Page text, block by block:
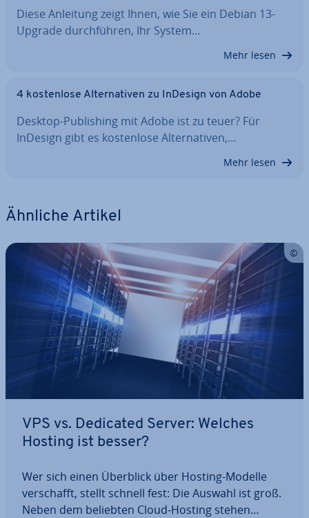
Diese Anleitung zeigt Ihnen, wie Sie ein Debian 13-
Upgrade durch­füh­ren, Ihr System…
Mehr lesen
4 kos­ten­lo­se Al­ter­na­ti­ven zu InDesign von Adobe
Desktop-Pu­bli­shing mit Adobe ist zu teuer? Für
InDesign gibt es kos­ten­lo­se Al­ter­na­ti­ven,…
Mehr lesen
Ähnliche Artikel
VPS vs. Dedicated Server: Welches
Hosting ist besser?
Wer sich einen Überblick über Hosting-Modelle
ver­schafft, stellt schnell fest: Die Auswahl ist groß.
Neben dem beliebten Cloud-Hosting stehen